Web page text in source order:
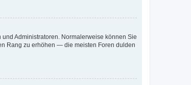
Administratoren. Normalerweise können Sie
Rang zu erhöhen — die meisten Foren dulden